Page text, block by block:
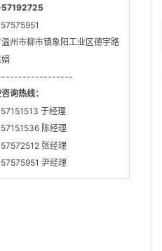
州市柳市镇象阳工业区德宇路
询热线：
于经理
陈经理
张经理
尹经理